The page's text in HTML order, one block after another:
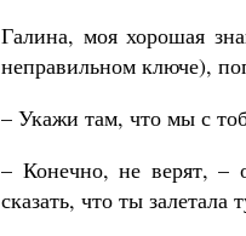
Галина, моя хорошая
неправильном ключе),
– Укажи там, что мы с
– Конечно, не верят, –
сказать, что ты